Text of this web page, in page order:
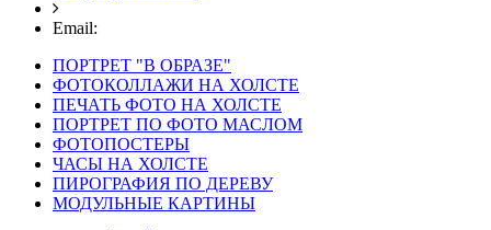
Email:
ПОРТРЕТ "В ОБРАЗЕ"
ФОТОКОЛЛАЖИ НА ХОЛСТЕ
ПЕЧАТЬ ФОТО НА ХОЛСТЕ
ПОРТРЕТ ПО ФОТО МАСЛОМ
ФОТОПОСТЕРЫ
ЧАСЫ НА ХОЛСТЕ
ПИРОГРАФИЯ ПО ДЕРЕВУ
МОДУЛЬНЫЕ КАРТИНЫ